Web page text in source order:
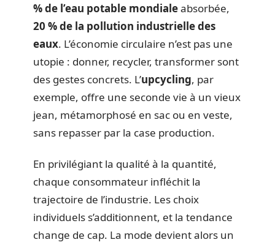
% de l’eau potable mondialeabsorbée,
20 % de la pollution industrielle des
eaux. L’économie circulaire n’est pas une
utopie : donner, recycler, transformer sont
des gestes concrets. L’upcycling, par
exemple, offre une seconde vie à un vieux
jean, métamorphosé en sac ou en veste,
sans repasser par la case production.
En privilégiant la qualité à la quantité,
chaque consommateur infléchit la
trajectoire de l’industrie. Les choix
individuels s’additionnent, et la tendance
change de cap. La mode devient alors un